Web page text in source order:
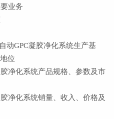
业务
GPC凝胶净化系统生产基
位
净化系统产品规格、参数及市
化系统销量、收入、价格及